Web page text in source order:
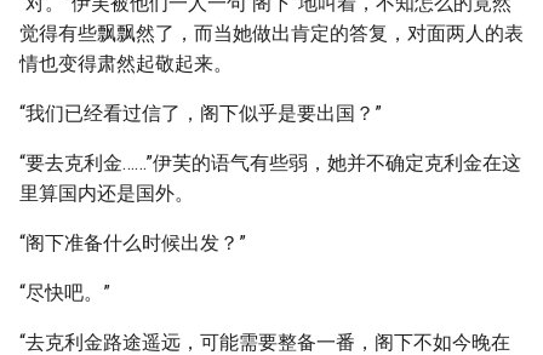
觉得有些飘飘然了，而当她做出肯定的答复，对面两人的表
情也变得肃然起敬起来。
“我们已经看过信了，阁下似乎是要出国？”
“要去克利金……”伊芙的语气有些弱，她并不确定克利金在这
里算国内还是国外。
“阁下准备什么时候出发？”
“尽快吧。”
“去克利金路途遥远，可能需要整备一番，阁下不如今晚在